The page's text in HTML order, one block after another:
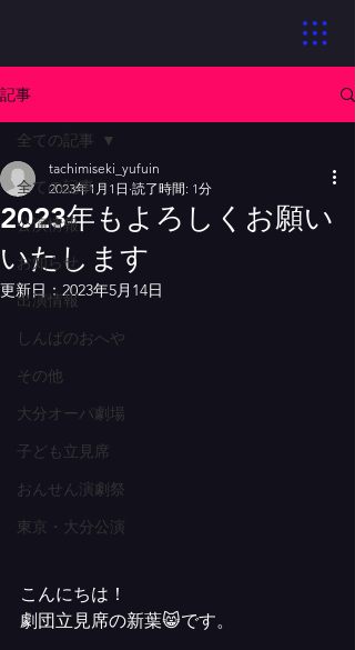
記事
全ての記事
公演情報
お知らせ
出演情報
しんばのおへや
その他
大分オーパ劇場
子ども立見席
おんせん演劇祭
東京・大分公演
全ての記事
2023年もよろしくお願い
いたします
tachimiseki_yufuin
2023年1月1日 読了時間: 1分
更新日：2023年5月14日
こんにちは！
劇団立見席の新葉😸です。